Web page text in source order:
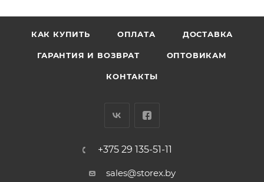
КАК КУПИТЬ ОПЛАТА ДОСТАВКА
ГАРАНТИЯ И ВОЗВРАТ ОПТОВИКАМ
КОНТАКТЫ
+375 29 135-51-11
sales@storex.by